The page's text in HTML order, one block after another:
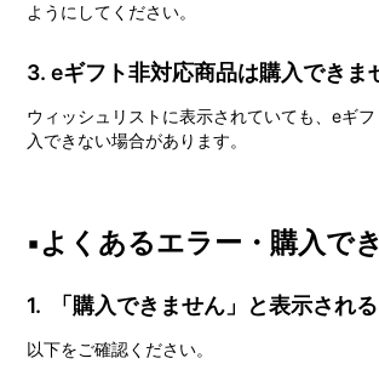
ようにしてください。
3. eギフト非対応商品は購入できま
ウィッシュリストに表示されていても、eギ
入できない場合があります。
▪️よくあるエラー・購入で
1. 「購入できません」と表示される
以下をご確認ください。